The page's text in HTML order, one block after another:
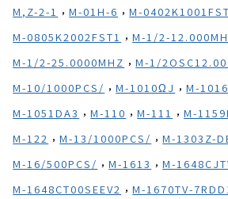
M,Z-2-1 , M-01H-6 , M-
M-0805K2002FST1 , M-1/2-
M-1/2-25.0000MHZ , M-1/
M-10/1000PCS/ , M-1010ΩJ , M-
M-1051DA3 , M-110 , M-111 , M-
M-122 , M-13/1000PCS/ , M-1303Z-
M-16/500PCS/ , M-1613 , M-
M-1648CT00SEEV2 , M-1670TV-